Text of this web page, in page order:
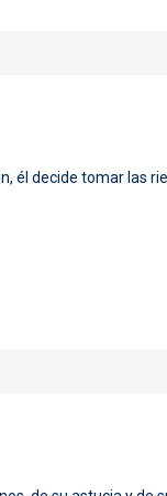
él decide tomar las